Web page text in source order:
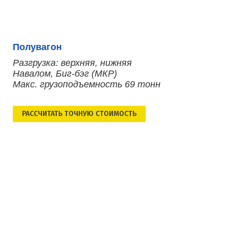
Полувагон
Разгрузка: верхняя, нижняя
Навалом, Биг-бэг (МКР)
Макс. грузоподъемность 69 тонн
РАСCЧИТАТЬ ТОЧНУЮ СТОИМОСТЬ